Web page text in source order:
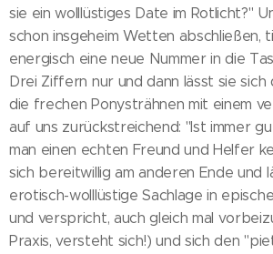
sie ein wolllüstiges Date im Rotlicht?"
schon insgeheim Wetten abschließen,
energisch eine neue Nummer in die
Drei Ziffern nur und dann lässt sie sich
die frechen Ponysträhnen mit einem
auf uns zurückstreichend: "Ist immer
man einen echten Freund und Helfer
sich bereitwillig am anderen Ende und
erotisch-wolllüstige Sachlage in
und verspricht, auch gleich mal
Praxis, versteht sich!) und sich den